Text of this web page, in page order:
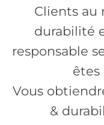
Clients au
durabilité
responsable
êtes
Vous
&